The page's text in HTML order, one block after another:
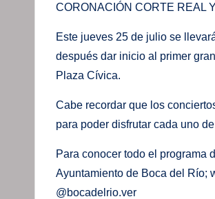
CORONACIÓN CORTE REAL
Este jueves 25 de julio se
después dar inicio al primer
Plaza Cívica.
Cabe recordar que los
para poder disfrutar cada uno
Para conocer todo el programa
Ayuntamiento de Boca del Río;
@bocadelrio.ver